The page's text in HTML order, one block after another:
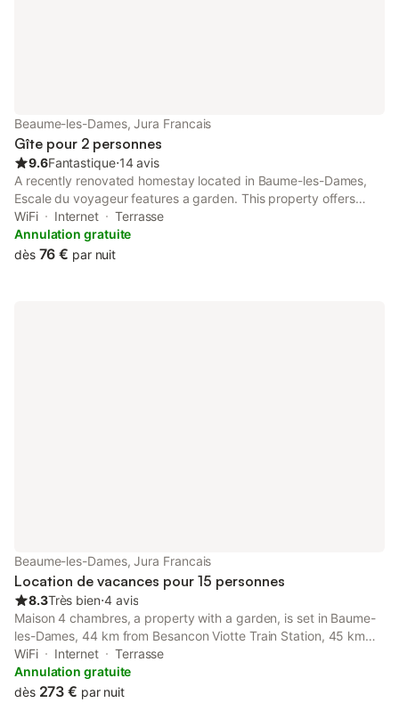
Beaume-les-Dames, Jura Francais
Gîte pour 2 personnes
9.6Fantastique⋅14 avis
A recently renovated homestay located in Baume-les-Dames,
Escale du voyageur features a garden. This property offers
access to a terrace, free private parking and free WiFi.
WiFi Internet
Terrasse
Annulation gratuite
dès 76 € par nuit
Beaume-les-Dames, Jura Francais
Location de vacances pour 15 personnes
8.3Très bien⋅4 avis
Maison 4 chambres, a property with a garden, is set in Baume-
les-Dames, 44 km from Besancon Viotte Train Station, 45 km
from Besançon Franche-Comté TGV train station, as well as 47
km from Micropolis.
WiFi Internet
Terrasse
Annulation gratuite
dès 273 € par nuit